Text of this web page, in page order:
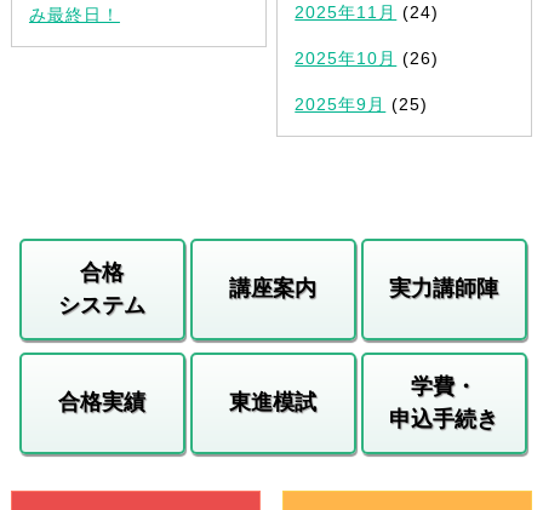
み最終日！
2025年11月 (24)
2025年10月 (26)
2025年9月 (25)
合格
システム
講座案内 実力講師陣
合格実績 東進模試
学費・
申込手続き